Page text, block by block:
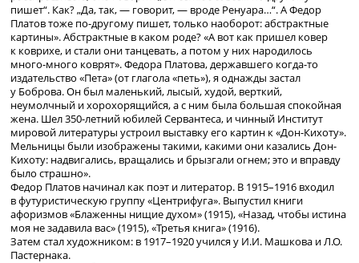
пишет“. Как? „Да, так, — говорит, — вроде Ренуара…“. А Федор
Платов тоже по-другомупишет, только наоборот: абстрактные
картины». Абстрактные в каком роде? «А вот как пришел ковер
к коврихе, и стали они танцевать, а потом у них народилось
много-много коврят». Федора Платова, державшего когда-то
издательство «Пета» (от глагола «петь»), я однажды застал
у Боброва. Он был маленький, лысый, худой, верткий,
неумолчный и хорохорящийся, а с ним была большая спокойная
жена. Шел350-летнийюбилей Сервантеса, и чинный Институт
мировой литературы устроил выставку его картин к «Дон-Кихоту».
Мельницы были изображены такими, какими они казались Дон-
Кихоту: надвигались, вращались и брызгали огнем; это и вправду
было страшно».
Федор Платов начинал как поэт и литератор. В 1915–1916 входил
в футуристическую группу «Центрифуга». Выпустил книги
афоризмов «Блаженны нищие духом»(1915), «Назад, чтобы истина
моя не задавила вас» (1915), «Третья книга» (1916).
Затем стал художником: в 1917–1920 учился у И.И. Машкова и Л.О.
Пастернака.